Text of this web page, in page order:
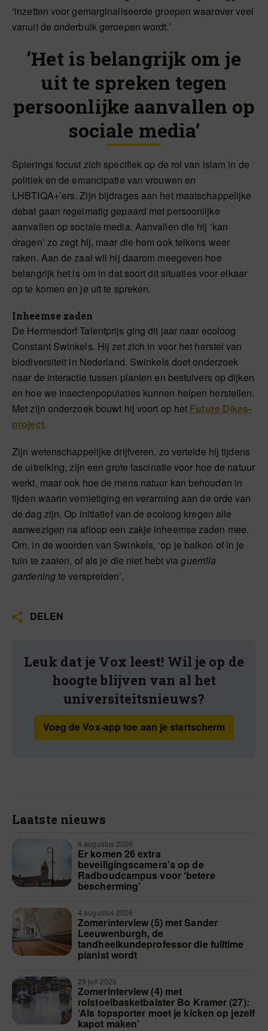
‘inzetten voor gemarginaliseerde groepen waarover veel
vanuit de onderbuik geroepen wordt.’
‘Het is belangrijk om je
uit te spreken tegen
persoonlijke aanvallen op
sociale media’
Spierings focust zich specifiek op de rol van islam in de
politiek en de emancipatie van vrouwen en
LHBTIQA+’ers. Zijn bijdrages aan het maatschappelijke
debat gaan regelmatig gepaard met persoonlijke
aanvallen op sociale media. Aanvallen die hij ‘kan
dragen’ zo zegt hij, maar die hem ook telkens weer
raken. Aan de zaal wil hij daarom meegeven hoe
belangrijk het is om in dat soort dit situaties voor elkaar
op te komen en je uit te spreken.
Inheemse zaden
De Hermesdorf Talentprijs ging dit jaar naar ecoloog
Constant Swinkels. Hij zet zich in voor het herstel van
biodiversiteit in Nederland. Swinkels doet onderzoek
naar de interactie tussen planten en bestuivers op dijken
en hoe we insectenpopulaties kunnen helpen herstellen.
Met zijn onderzoek bouwt hij voort op het Future Dikes-
project.
Zijn wetenschappelijke drijfveren, zo vertelde hij tijdens
de uitreiking, zijn een grote fascinatie voor hoe de natuur
werkt, maar ook hoe de mens natuur kan behouden in
tijden waarin vernietiging en verarming aan de orde van
de dag zijn. Op initiatief van de ecoloog kregen alle
aanwezigen na afloop een zakje inheemse zaden mee.
Om, in de woorden van Swinkels, ‘op je balkon of in je
tuin te zaaien, of als je die niet hebt viaguerrilla
gardeningte verspreiden’.
DELEN
Leuk dat je Vox leest! Wil je op de
hoogte blijven van al het
universiteitsnieuws?
Voeg de Vox-app toe aan je startscherm
Laatste nieuws
6 augustus 2026
Er komen 26 extra
beveiligingscamera’s op de
Radboudcampus voor ‘betere
bescherming’
4 augustus 2026
Zomerinterview (5) met Sander
Leeuwenburgh, de
tandheelkundeprofessor die fulltime
pianist wordt
29 juli 2026
Zomerinterview (4) met
rolstoelbasketbalster Bo Kramer (27):
‘Als topsporter moet je kicken op jezelf
kapot maken’